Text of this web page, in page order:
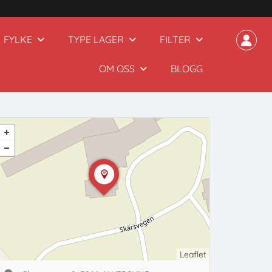
FYLKE TYPE LAGER FILTER
OM OSS BLOGG
Leaflet